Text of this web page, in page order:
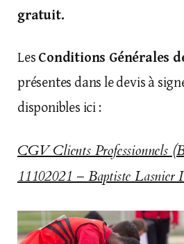
gratuit.
Les Conditions Générales
présentes dans le devis à
disponibles ici :
CGV Clients Professionnels
11102021 – Baptiste Lasnier